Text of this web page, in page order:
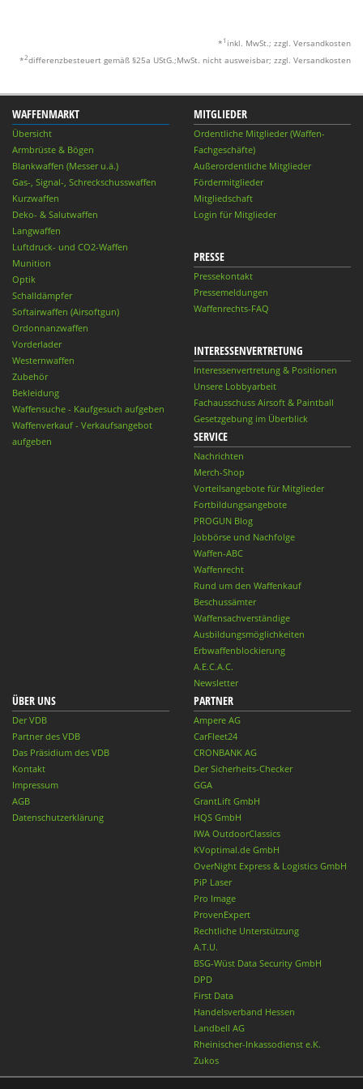
* 1 inkl. MwSt.; zzgl. Versandkosten
*2differenzbesteuert gemäß §25a UStG.;MwSt. nicht ausweisbar; zzgl. Versandkosten
WAFFENMARKT
Übersicht
Armbrüste & Bögen
Blankwaffen (Messer u.ä.)
Gas-, Signal-, Schreckschusswaffen
Kurzwaffen
Deko- & Salutwaffen
Langwaffen
Luftdruck- und CO2-Waffen
Munition
Optik
Schalldämpfer
Softairwaffen (Airsoftgun)
Ordonnanzwaffen
Vorderlader
Westernwaffen
Zubehör
Bekleidung
Waffensuche - Kaufgesuch aufgeben
Waffenverkauf - Verkaufsangebot
aufgeben
MITGLIEDER
Ordentliche Mitglieder (Waffen-
Fachgeschäfte)
Außerordentliche Mitglieder
Fördermitglieder
Mitgliedschaft
Login für Mitglieder
PRESSE
Pressekontakt
Pressemeldungen
Waffenrechts-FAQ
INTERESSENVERTRETUNG
Interessenvertretung & Positionen
Unsere Lobbyarbeit
Fachausschuss Airsoft & Paintball
Gesetzgebung im Überblick
SERVICE
Nachrichten
Merch-Shop
Vorteilsangebote für Mitglieder
Fortbildungsangebote
PROGUN Blog
Jobbörse und Nachfolge
Waffen-ABC
Waffenrecht
Rund um den Waffenkauf
Beschussämter
Waffensachverständige
Ausbildungsmöglichkeiten
Erbwaffenblockierung
A.E.C.A.C.
Newsletter
ÜBER UNS
Der VDB
Partner des VDB
Das Präsidium des VDB
Kontakt
Impressum
AGB
Datenschutzerklärung
PARTNER
Ampere AG
CarFleet24
CRONBANK AG
Der Sicherheits-Checker
GGA
GrantLift GmbH
HQS GmbH
IWA OutdoorClassics
KVoptimal.de GmbH
OverNight Express & Logistics GmbH
PiP Laser
Pro Image
ProvenExpert
Rechtliche Unterstützung
A.T.U.
BSG-Wüst Data Security GmbH
DPD
First Data
Handelsverband Hessen
Landbell AG
Rheinischer-Inkassodienst e.K.
Zukos